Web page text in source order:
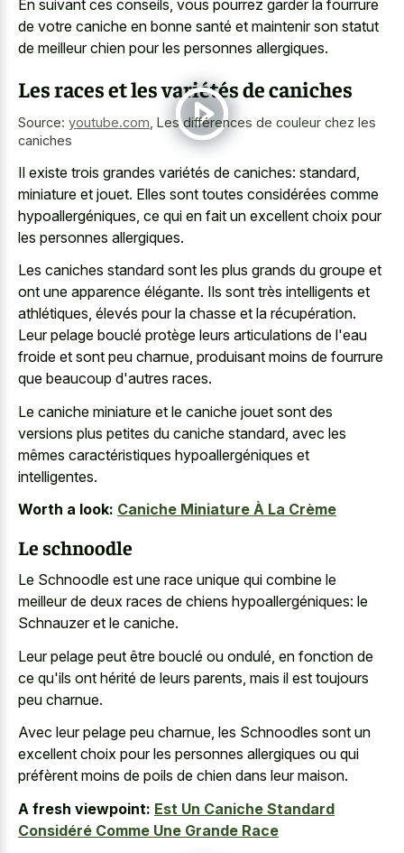
En suivant ces conseils, vous pourrez garder la fourrure
de votre caniche en bonne santé et maintenir son statut
de meilleur chien pour les personnes allergiques.
Les races et les variétés de caniches
Source: youtube.com Les différences de couleur chez les
caniches
Il existe trois grandes variétés de caniches: standard,
miniature et jouet. Elles sont toutes considérées comme
hypoallergéniques, ce qui en fait un excellent choix pour
les personnes allergiques.
Les caniches standard sont les plus grands du groupe et
ont une apparence élégante. Ils sont très intelligents et
athlétiques, élevés pour la chasse et la récupération.
Leur pelage bouclé protège leurs articulations de l'eau
froide et sont peu charnue, produisant moins de fourrure
que beaucoup d'autres races.
Le caniche miniature et le caniche jouet sont des
versions plus petites du caniche standard, avec les
mêmes caractéristiques hypoallergéniques et
intelligentes.
Worth a look: Caniche Miniature À La Crème
Le schnoodle
Le Schnoodle est une race unique qui combine le
meilleur de deux races de chiens hypoallergéniques: le
Schnauzer et le caniche.
Leur pelage peut être bouclé ou ondulé, en fonction de
ce qu'ils ont hérité de leurs parents, mais il est toujours
peu charnue.
Avec leur pelage peu charnue, les Schnoodles sont un
excellent choix pour les personnes allergiques ou qui
préfèrent moins de poils de chien dans leur maison.
A fresh viewpoint: Est Un Caniche Standard
Considéré Comme Une Grande Race